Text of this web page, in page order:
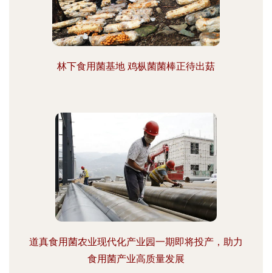
林下食用菌基地 鸡枞菌菌棒正待出菇
道真食用菌农业现代化产业园一期即将投产，助力
食用菌产业高质量发展